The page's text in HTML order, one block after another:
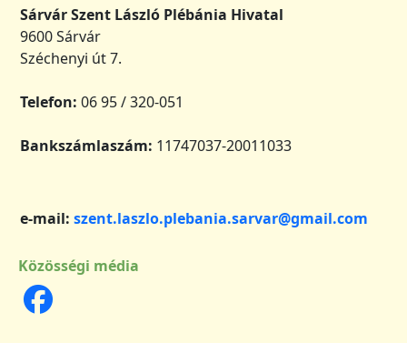
Sárvár Szent László Plébánia Hivatal
9600 Sárvár
Széchenyi út 7.
Telefon: 06 95 / 320-051
Bankszámlaszám: 11747037-20011033
e-mail: szent.laszlo.plebania.sarvar@gmail.com
Közösségi média